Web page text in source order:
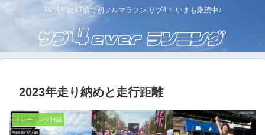
2011年に47歳で初フルマラソン サブ4！ いまも継続中♪
2023年走り納めと走行距離
トレーニング日誌